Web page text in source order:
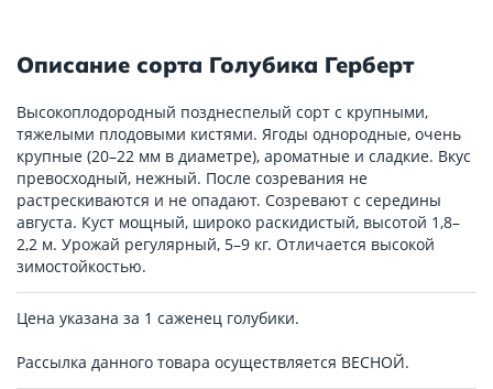
Описание сорта Голубика Герберт
Высокоплодородный позднеспелый сорт с крупными,
тяжелыми плодовыми кистями. Ягоды однородные, очень
крупные (20–22 мм в диаметре), ароматные и сладкие. Вкус
превосходный, нежный. После созревания не
растрескиваются и не опадают. Созревают с середины
августа. Куст мощный, широко раскидистый, высотой 1,8–
2,2 м. Урожай регулярный, 5–9 кг. Отличается высокой
зимостойкостью.
Цена указана за 1 саженец голубики.
Рассылка данного товара осуществляется ВЕСНОЙ.